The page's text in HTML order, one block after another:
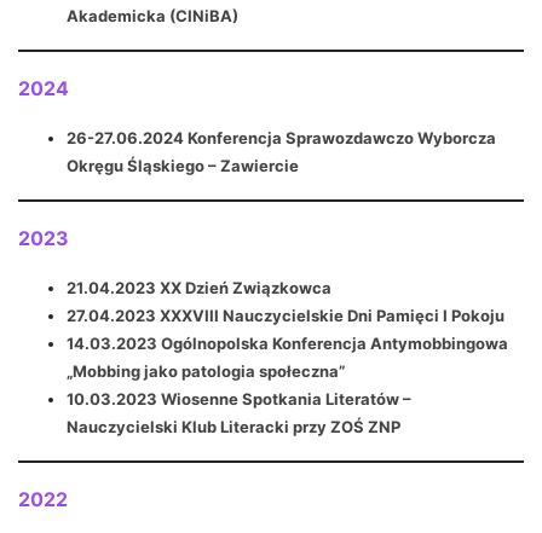
Akademicka (CINiBA)
2024
26-27.06.2024 Konferencja Sprawozdawczo Wyborcza
Okręgu Śląskiego – Zawiercie
2023
21.04.2023 XX Dzień Związkowca
27.04.2023 XXXVIII Nauczycielskie Dni Pamięci I Pokoju
14.03.2023 Ogólnopolska Konferencja Antymobbingowa
„Mobbing jako patologia społeczna”
10.03.2023 Wiosenne Spotkania Literatów –
Nauczycielski Klub Literacki przy ZOŚ ZNP
2022